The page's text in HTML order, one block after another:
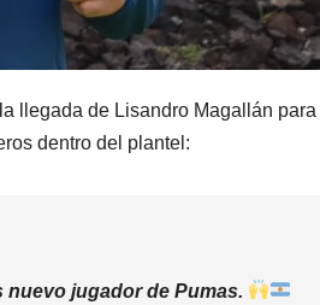
llegada de Lisandro Magallán para
dentro del plantel:
jugador de Pumas.